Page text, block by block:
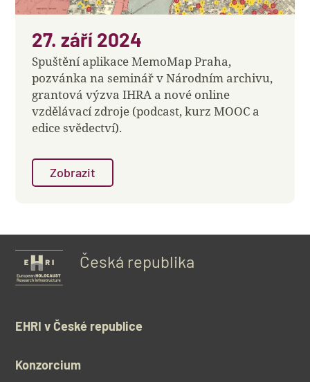
27. září 2024
Spuštění aplikace MemoMap Praha,
pozvánka na seminář v Národním archivu,
grantová výzva IHRA a nové online
vzdělávací zdroje (podcast, kurz MOOC a
edice svědectví).
Zobrazit
Česká republika
EHRI v České republice
Konzorcium